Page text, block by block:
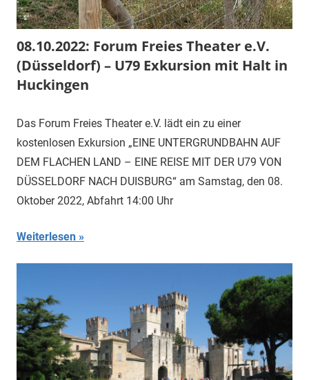
08.10.2022: Forum Freies Theater e.V.
(Düsseldorf) – U79 Exkursion mit Halt in
Huckingen
Das Forum Freies Theater e.V. lädt ein zu einer
kostenlosen Exkursion „EINE UNTERGRUNDBAHN AUF
DEM FLACHEN LAND – EINE REISE MIT DER U79 VON
DÜSSELDORF NACH DUISBURG“ am Samstag, den 08.
Oktober 2022, Abfahrt 14:00 Uhr
Weiterlesen